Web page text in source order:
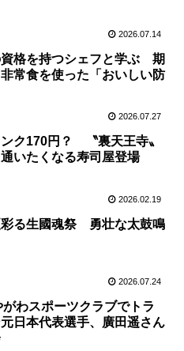
2026.07.14
資格を持つシェフと学ぶ 期
常食を使った「おいしい防
2026.07.27
ク170円？ 〝裏天王寺〟
いたくなる寿司屋登場
2026.02.19
彩る生國魂祭 勇壮な太鼓鳴
2026.07.24
がわスポーツクラブでトラ
日本代表選手、廣田遥さん